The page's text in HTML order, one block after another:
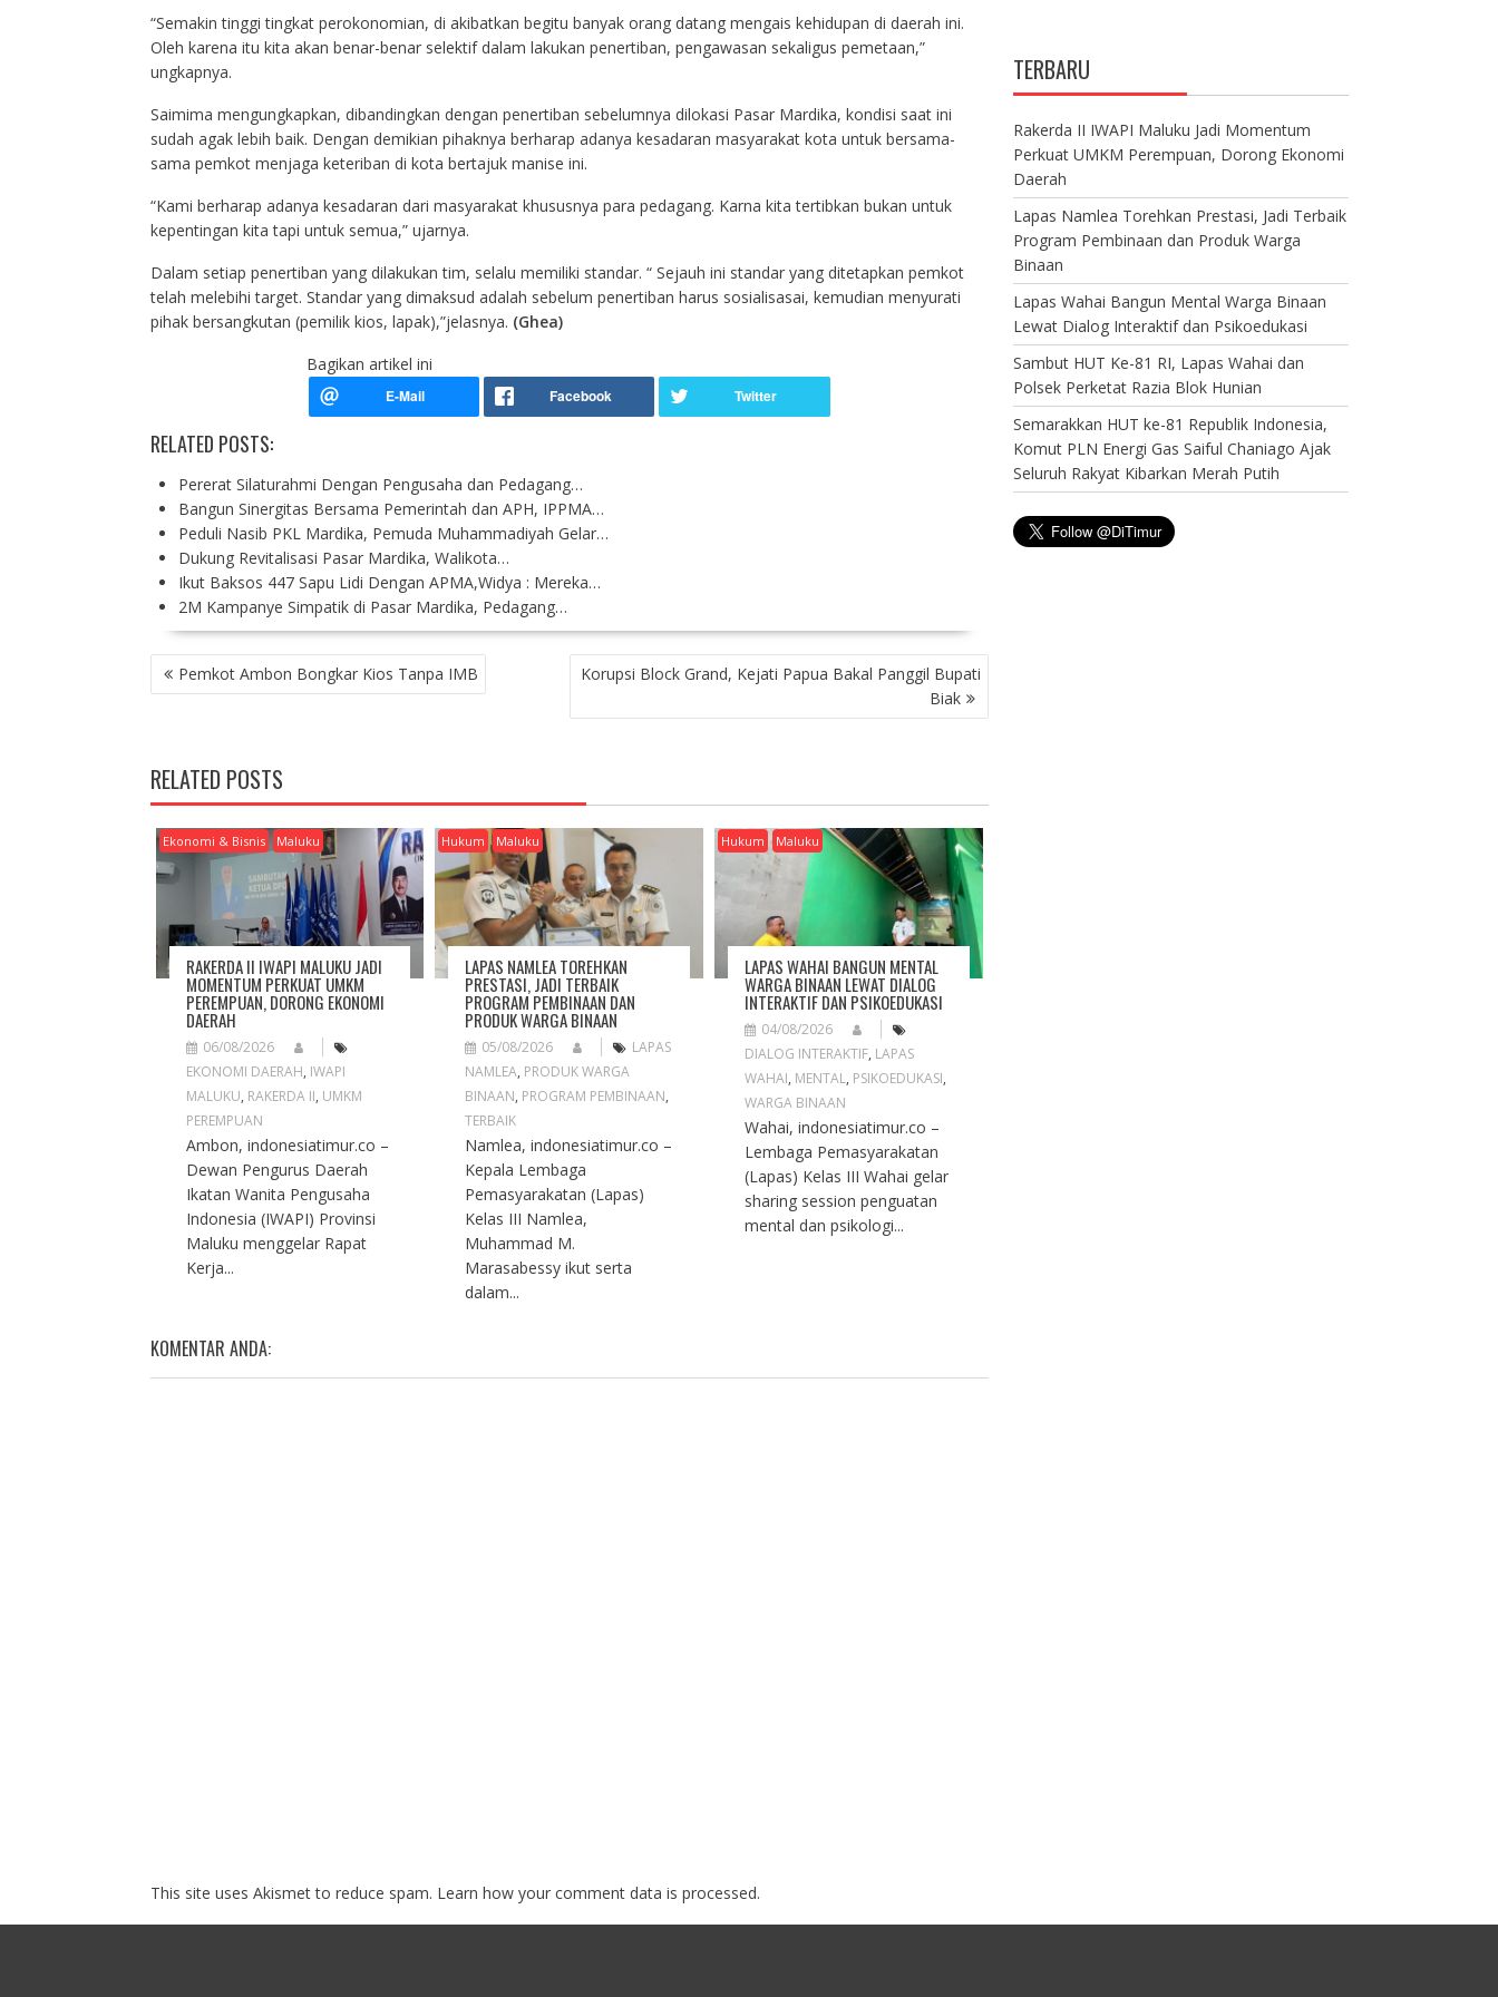
“Semakin tinggi tingkat perokonomian, di akibatkan begitu banyak orang datang mengais kehidupan di daerah ini.
Oleh karena itu kita akan benar-benar selektif dalam lakukan penertiban, pengawasan sekaligus pemetaan,”
ungkapnya.
Saimima mengungkapkan, dibandingkan dengan penertiban sebelumnya dilokasi Pasar Mardika, kondisi saat ini
sudah agak lebih baik. Dengan demikian pihaknya berharap adanya kesadaran masyarakat kota untuk bersama-
sama pemkot menjaga keteriban di kota bertajuk manise ini.
“Kami berharap adanya kesadaran dari masyarakat khususnya para pedagang. Karna kita tertibkan bukan untuk
kepentingan kita tapi untuk semua,” ujarnya.
Dalam setiap penertiban yang dilakukan tim, selalu memiliki standar. “ Sejauh ini standar yang ditetapkan pemkot
telah melebihi target. Standar yang dimaksud adalah sebelum penertiban harus sosialisasai, kemudian menyurati
pihak bersangkutan (pemilik kios, lapak),”jelasnya. (Ghea)
Bagikan artikel ini
RELATED POSTS:
Pererat Silaturahmi Dengan Pengusaha dan Pedagang…
Bangun Sinergitas Bersama Pemerintah dan APH, IPPMA…
Peduli Nasib PKL Mardika, Pemuda Muhammadiyah Gelar…
Dukung Revitalisasi Pasar Mardika, Walikota…
Ikut Baksos 447 Sapu Lidi Dengan APMA,Widya : Mereka…
2M Kampanye Simpatik di Pasar Mardika, Pedagang…
P
O
N
A
V
G
A
O
N
Pemkot Ambon Bongkar Kios Tanpa IMB
Korupsi Block Grand, Kejati Papua Bakal Panggil Bupati
Biak
RELATED POSTS
Ekonomi & Bisnis Maluku
RAKERDA II IWAPI MALUKU JADI
MOMENTUM PERKUAT UMKM
PEREMPUAN, DORONG EKONOMI
DAERAH
06/08/2026
EKONOMI DAERAH, IWAPI
MALUKU, RAKERDA II, UMKM
PEREMPUAN
Ambon, indonesiatimur.co –
Dewan Pengurus Daerah
Ikatan Wanita Pengusaha
Indonesia (IWAPI) Provinsi
Maluku menggelar Rapat
Kerja...
Hukum Maluku
LAPAS NAMLEA TOREHKAN
PRESTASI, JADI TERBAIK
PROGRAM PEMBINAAN DAN
PRODUK WARGA BINAAN
05/08/2026
LAPAS
NAMLEA, PRODUK WARGA
BINAAN, PROGRAM PEMBINAAN,
TERBAIK
Namlea, indonesiatimur.co –
Kepala Lembaga
Pemasyarakatan (Lapas)
Kelas III Namlea,
Muhammad M.
Marasabessy ikut serta
dalam...
Hukum Maluku
LAPAS WAHAI BANGUN MENTAL
WARGA BINAAN LEWAT DIALOG
INTERAKTIF DAN PSIKOEDUKASI
04/08/2026
DIALOG INTERAKTIF, LAPAS
WAHAI, MENTAL, PSIKOEDUKASI,
WARGA BINAAN
Wahai, indonesiatimur.co –
Lembaga Pemasyarakatan
(Lapas) Kelas III Wahai gelar
sharing session penguatan
mental dan psikologi...
KOMENTAR ANDA:
This site uses Akismet to reduce spam. Learn how your comment data is processed.
TERBARU
Rakerda II IWAPI Maluku Jadi Momentum
Perkuat UMKM Perempuan, Dorong Ekonomi
Daerah
Lapas Namlea Torehkan Prestasi, Jadi Terbaik
Program Pembinaan dan Produk Warga
Binaan
Lapas Wahai Bangun Mental Warga Binaan
Lewat Dialog Interaktif dan Psikoedukasi
Sambut HUT Ke-81 RI, Lapas Wahai dan
Polsek Perketat Razia Blok Hunian
Semarakkan HUT ke-81 Republik Indonesia,
Komut PLN Energi Gas Saiful Chaniago Ajak
Seluruh Rakyat Kibarkan Merah Putih